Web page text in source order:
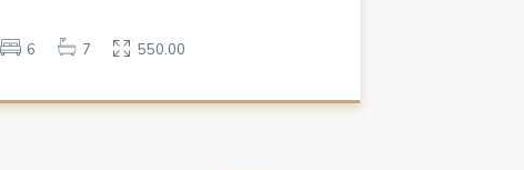
6 7 550.00